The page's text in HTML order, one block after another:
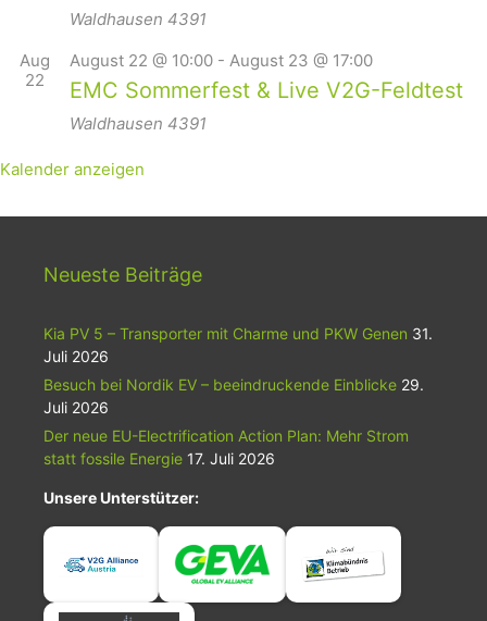
Waldhausen 4391
Aug
22
August 22 @ 10:00 - August 23 @ 17:00
EMC Sommerfest & Live V2G-Feldtest
Waldhausen 4391
Kalender anzeigen
Neueste Beiträge
Kia PV 5 – Transporter mit Charme und PKW Genen 31.
Juli 2026
Besuch bei Nordik EV – beeindruckende Einblicke 29.
Juli 2026
Der neue EU-Electrification Action Plan: Mehr Strom
statt fossile Energie 17. Juli 2026
Unsere Unterstützer: